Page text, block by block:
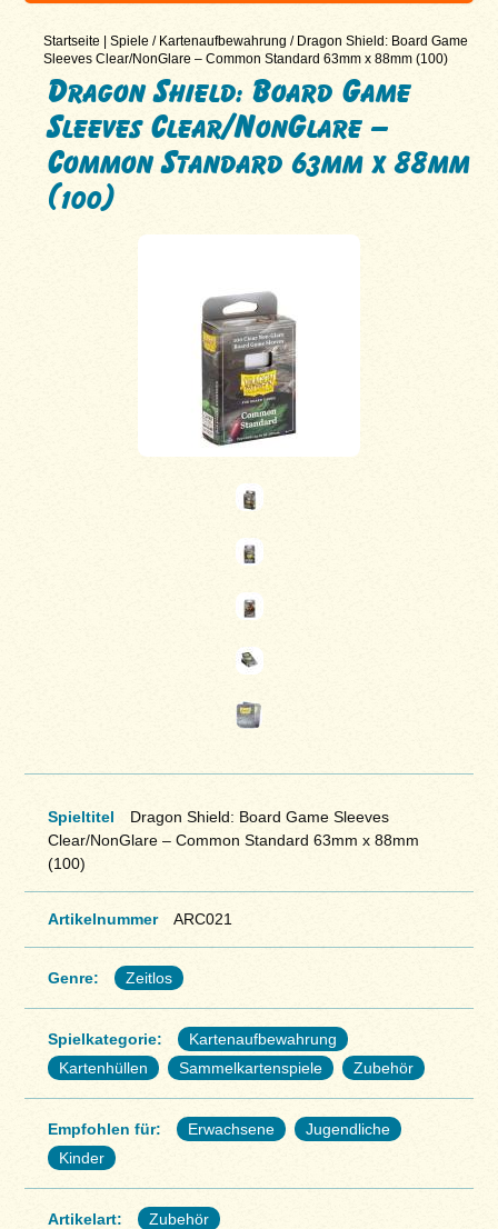
Startseite |Spiele / Kartenaufbewahrung / Dragon Shield: Board Game
Sleeves Clear/NonGlare – Common Standard 63mm x 88mm (100)
Dragon Shield: Board Game
Sleeves Clear/NonGlare –
Common Standard 63mm x 88mm
(100)
Spieltitel
Dragon Shield: Board Game Sleeves
Clear/NonGlare – Common Standard 63mm x 88mm
(100)
Artikelnummer ARC021
Genre: Zeitlos
Spielkategorie:
Kartenaufbewahrung
Kartenhüllen
Sammelkartenspiele Zubehör
Empfohlen für: Erwachsene
Jugendliche
Kinder
Artikelart: Zubehör